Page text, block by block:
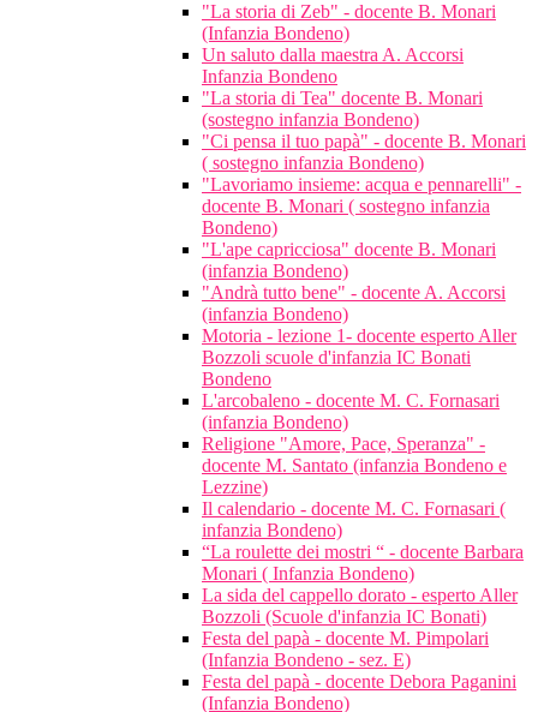
"La storia di Zeb" - docente B. Monari
(Infanzia Bondeno)
Un saluto dalla maestra A. Accorsi
Infanzia Bondeno
"La storia di Tea" docente B. Monari
(sostegno infanzia Bondeno)
"Ci pensa il tuo papà" - docente B. Monari
( sostegno infanzia Bondeno)
"Lavoriamo insieme: acqua e pennarelli" -
docente B. Monari ( sostegno infanzia
Bondeno)
"L'ape capricciosa" docente B. Monari
(infanzia Bondeno)
"Andrà tutto bene" - docente A. Accorsi
(infanzia Bondeno)
Motoria - lezione 1- docente esperto Aller
Bozzoli scuole d'infanzia IC Bonati
Bondeno
L'arcobaleno - docente M. C. Fornasari
(infanzia Bondeno)
Religione "Amore, Pace, Speranza" -
docente M. Santato (infanzia Bondeno e
Lezzine)
Il calendario - docente M. C. Fornasari (
infanzia Bondeno)
“La roulette dei mostri “ - docente Barbara
Monari ( Infanzia Bondeno)
La sida del cappello dorato - esperto Aller
Bozzoli (Scuole d'infanzia IC Bonati)
Festa del papà - docente M. Pimpolari
(Infanzia Bondeno - sez. E)
Festa del papà - docente Debora Paganini
(Infanzia Bondeno)